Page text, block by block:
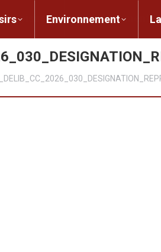
Loisirs Environnement
Environnement